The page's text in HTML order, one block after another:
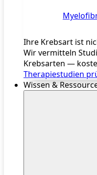
Ihre Krebsart ist
Wir vermitteln
Krebsarten —
Therapiestudien
Wissen &